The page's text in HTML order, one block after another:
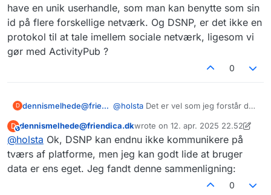
have en unik userhandle, som man kan benytte som sin
id på flere forskellige netværk. Og DSNP, er det ikke en
protokol til at tale imellem sociale netværk, ligesom vi
gør med ActivityPub ?
0
D dennismelhede@friendica.dk @holsta Det er vel som jeg forstår det,
userhandle, som man kan benytte
som sin id på flere forskellige
netværk. Og DSNP, er det ikke en
protokol til at tale imellem sociale
netværk, ligesom vi gør med
DThis user is from outside of this forum
dennismelhede@friendica.dkwrote on 12. apr. 2025 22.52
sidst redigeret af
@holsta Ok, DSNP kan endnu ikke kommunikere på
tværs af platforme, men jeg kan godt lide at bruger
data er ens eget. Jeg fandt denne sammenligning:
0